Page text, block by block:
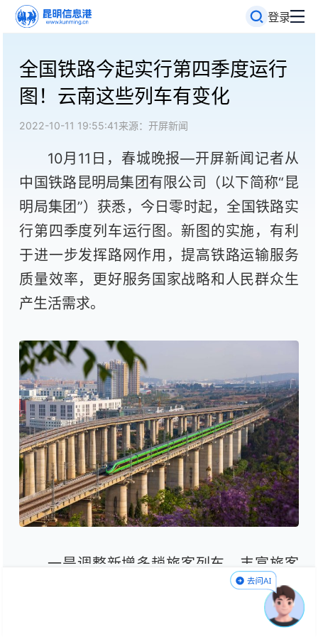
登录
全国铁路今起实行第四季度运行
图！云南这些列车有变化
2022-10-11 19:55:41来源：开屏新闻
10月11日，春城晚报—开屏新闻记者从
中国铁路昆明局集团有限公司（以下简称“昆
明局集团”）获悉，今日零时起，全国铁路实
行第四季度列车运行图。新图的实施，有利
于进一步发挥路网作用，提高铁路运输服务
质量效率，更好服务国家战略和人民群众生
产生活需求。
一是调整新增多趟旅客列车，丰富旅客
出行需求。昆明南—阜阳西G1398/7次改为
杭州西终到始发；成都—昆明K853/4次运行